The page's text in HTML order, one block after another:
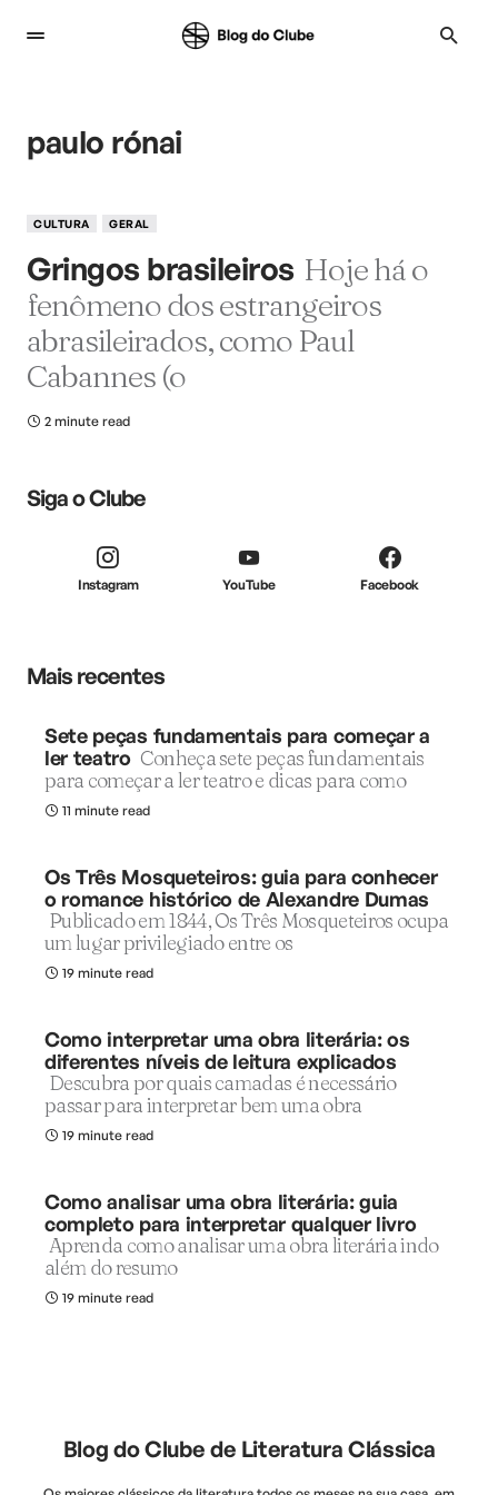
paulo rónai
CULTURA GERAL
Gringos brasileiros Hoje há o
fenômeno dos estrangeiros
abrasileirados, como Paul
Cabannes (o
2 minute read
Siga o Clube
Instagram YouTube Facebook
Mais recentes
Sete peças fundamentais para começar a
ler teatro Conheça sete peças fundamentais
para começar a ler teatro e dicas para como
11 minute read
Os Três Mosqueteiros: guia para conhecer
o romance histórico de Alexandre Dumas
Publicado em 1844, Os Três Mosqueteiros ocupa
um lugar privilegiado entre os
19 minute read
Como interpretar uma obra literária: os
diferentes níveis de leitura explicados
Descubra por quais camadas é necessário
passar para interpretar bem uma obra
19 minute read
Como analisar uma obra literária: guia
completo para interpretar qualquer livro
Aprenda como analisar uma obra literária indo
além do resumo
19 minute read
Blog do Clube de Literatura Clássica